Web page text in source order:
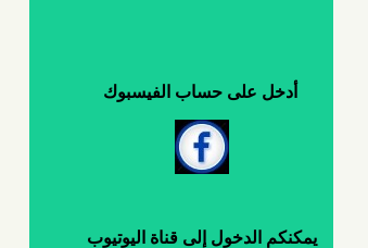
أدخل على حساب الفيسبوك
يمكنكم الدخول إلى قناة اليوتيوب